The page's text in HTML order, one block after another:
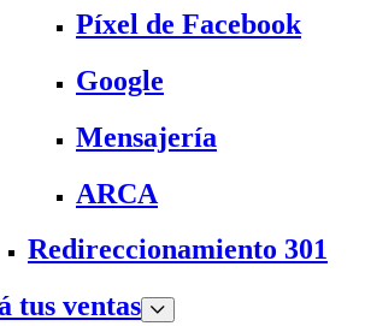
Píxel de Facebook
Google
Mensajería
ARCA
Redireccionamiento 301
tus ventas